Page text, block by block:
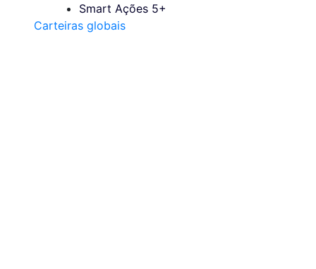
Smart Ações 5+
Carteiras globais